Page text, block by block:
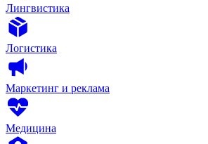
Лингвистика
Логистика
Маркетинг и реклама
Медицина